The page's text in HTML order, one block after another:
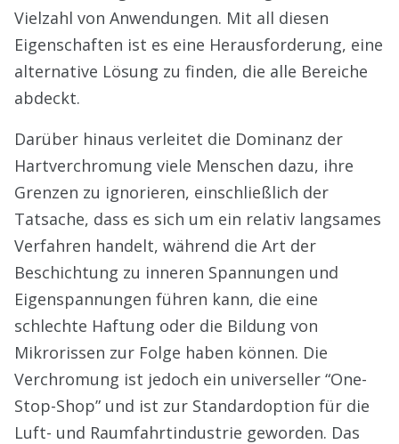
Vielzahl von Anwendungen. Mit all diesen
Eigenschaften ist es eine Herausforderung, eine
alternative Lösung zu finden, die alle Bereiche
abdeckt.
Darüber hinaus verleitet die Dominanz der
Hartverchromung viele Menschen dazu, ihre
Grenzen zu ignorieren, einschließlich der
Tatsache, dass es sich um ein relativ langsames
Verfahren handelt, während die Art der
Beschichtung zu inneren Spannungen und
Eigenspannungen führen kann, die eine
schlechte Haftung oder die Bildung von
Mikrorissen zur Folge haben können. Die
Verchromung ist jedoch ein universeller “One-
Stop-Shop” und ist zur Standardoption für die
Luft- und Raumfahrtindustrie geworden. Das